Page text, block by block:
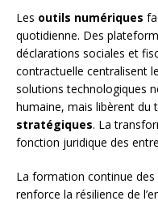
Les outils numériques
quotidienne. Des
déclarations sociales et
contractuelle centralisent
solutions technologiques
humaine, mais libèrent du
stratégiques. La
fonction juridique des
La formation continue
renforce la résilience de